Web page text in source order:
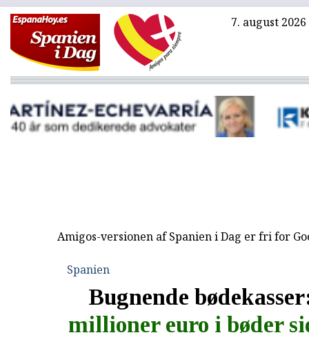
7. august 2026
Amigos-versionen af Spanien i Dag er fri for
Spanien
Bugnende
millioner euro i bøder